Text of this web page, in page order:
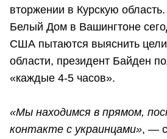
вторжении в Курскую
Белый Дом в Вашингтоне
США пытаются выяснить цели
области, президент Байден
«каждые 4-5 часов».
«Мы находимся в прямом,
контакте с украинцами», —